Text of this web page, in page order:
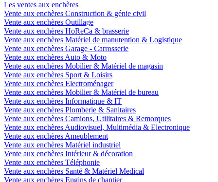
Les ventes aux enchères
Vente aux enchères Construction & génie civil
Vente aux enchères Outillage
Vente aux enchères HoReCa & brasserie
Vente aux enchères Matériel de manutention & Logistique
Vente aux enchères Garage - Carrosserie
Vente aux enchères Auto & Moto
Vente aux enchères Mobilier & Matériel de magasin
Vente aux enchères Sport & Loisirs
Vente aux enchères Electroménager
Vente aux enchères Mobilier & Matériel de bureau
Vente aux enchères Informatique & IT
Vente aux enchères Plomberie & Sanitaires
Vente aux enchères Camions, Utilitaires & Remorques
Vente aux enchères Audiovisuel, Multimédia & Electronique
Vente aux enchères Ameublement
Vente aux enchères Matériel industriel
Vente aux enchères Intérieur & décoration
Vente aux enchères Téléphonie
Vente aux enchères Santé & Matériel Medical
Vente aux enchères Engins de chantier